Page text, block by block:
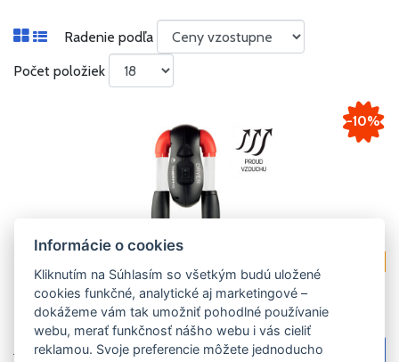
Radenie podľa
Počet položiek
SUŠIČ TOPÁNOK THERM-IC DRYER V2 (230V)
45. 00€
-10%
Informácie o cookies
Kliknutím na Súhlasím so všetkým budú uložené
cookies funkčné, analytické aj marketingové –
dokážeme vám tak umožniť pohodlné používanie
webu, merať funkčnosť nášho webu i vás cieliť
reklamou. Svoje preferencie môžete jednoducho